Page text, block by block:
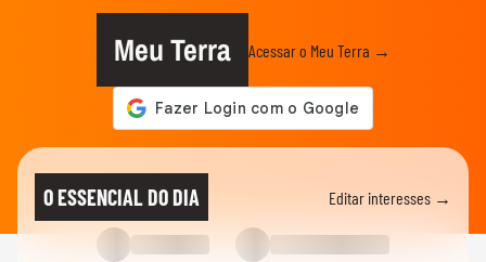
Meu Terra Acessar o Meu Terra →
O ESSENCIAL DO DIA Editar interesses →